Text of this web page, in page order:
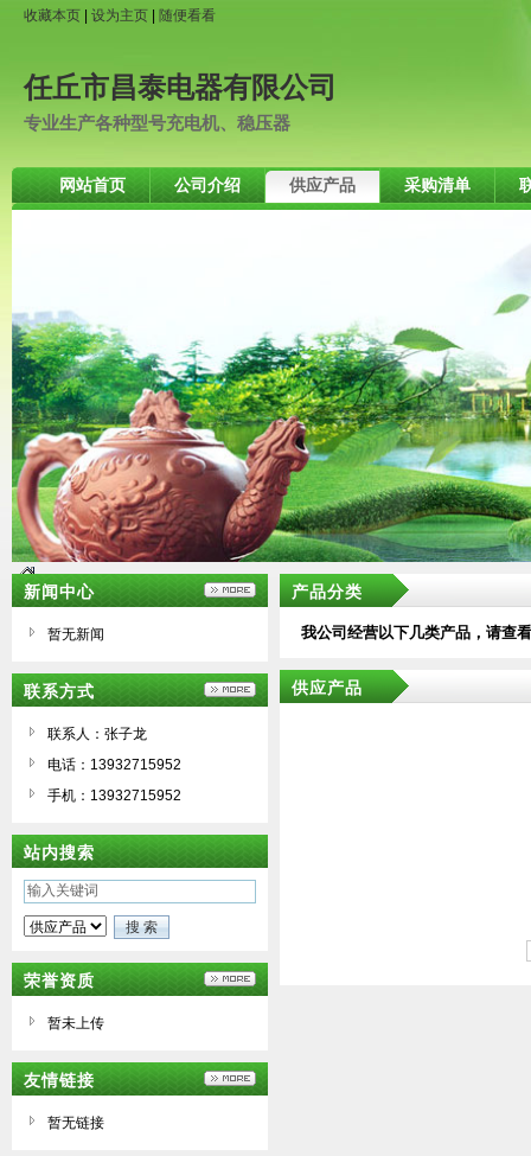
收藏本页 设为主页 随便看看
任丘市昌泰电器有限公司
专业生产各种型号充电机、稳压器
网站首页 公司介绍 供应产品 采购清单
新闻中心
暂无新闻
联系方式
联系人：张子龙
电话：13932715952
手机：13932715952
站内搜索
荣誉资质
暂未上传
友情链接
暂无链接
产品分类
我公司经营以下几类产品，请查
供应产品